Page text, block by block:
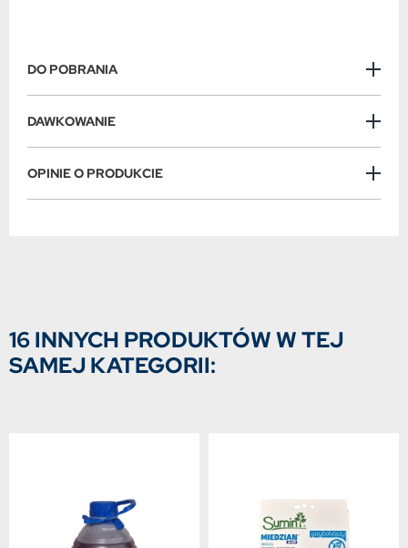
DO POBRANIA
DAWKOWANIE
OPINIE O PRODUKCIE
16 INNYCH PRODUKTÓW W TEJ
SAMEJ KATEGORII: